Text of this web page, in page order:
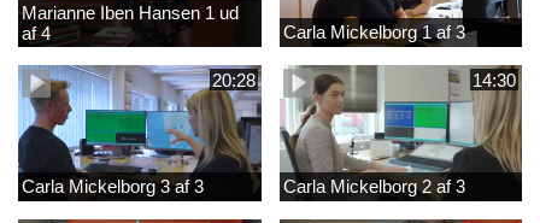
Marianne Iben Hansen 1 ud
af 4
Carla Mickelborg 1 af 3
20:28
Carla Mickelborg 3 af 3
14:30
Carla Mickelborg 2 af 3